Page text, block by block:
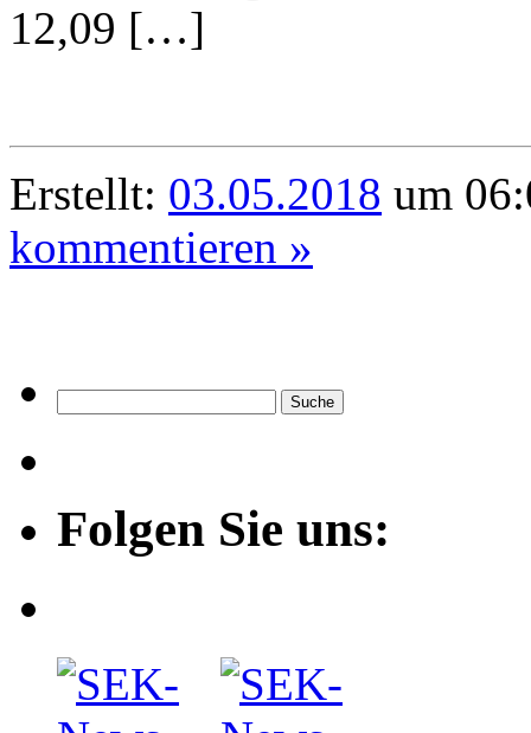
12,09 […]
Erstellt: 03.05.2018 um
kommentieren »
Folgen Sie uns: